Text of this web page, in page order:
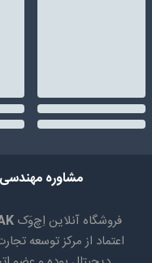
مشاوره
فروشگاه آنلاین اِچ‌وَک
اعتماد از مرکز توسعه